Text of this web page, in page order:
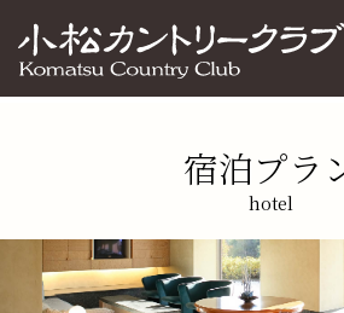
宿泊プラ
hotel